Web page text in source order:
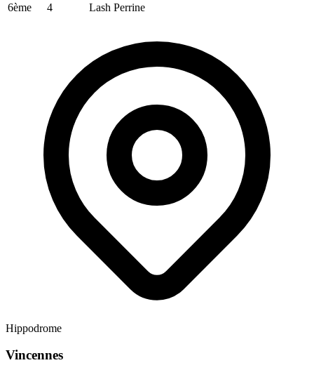
6ème
4 Lash Perrine
Hippodrome
Vincennes